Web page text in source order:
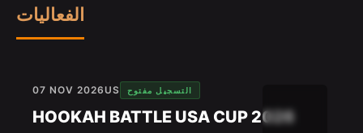
الفعاليات
07 NOV 2026 US التسجيل مفتوح
HOOKAH BATTLE USA CUP 2026